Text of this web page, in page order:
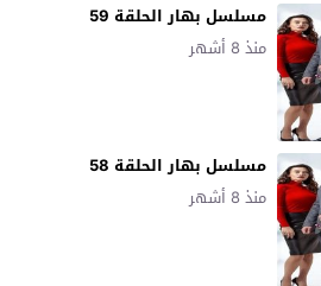
مسلسل بهار الحلقة 59
منذ 8 أشهر
مسلسل بهار الحلقة 58
منذ 8 أشهر